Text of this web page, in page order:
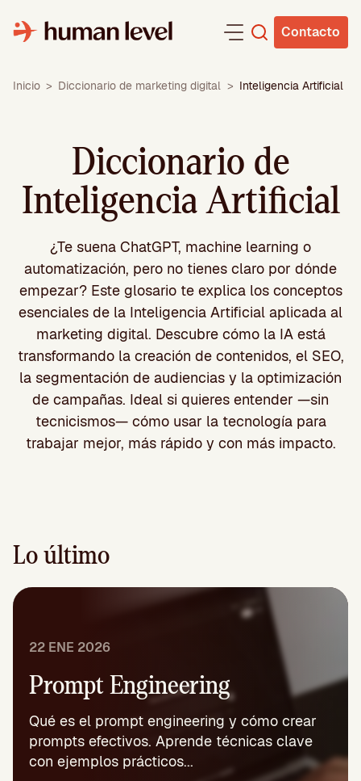
contenido
Contacto
Inicio > Diccionario de marketing digital > Inteligencia Artificial
Diccionario de
Inteligencia Artificial
¿Te suena ChatGPT, machine learning o
automatización, pero no tienes claro por dónde
empezar? Este glosario te explica los conceptos
esenciales de la Inteligencia Artificial aplicada al
marketing digital. Descubre cómo la IA está
transformando la creación de contenidos, el SEO,
la segmentación de audiencias y la optimización
de campañas. Ideal si quieres entender —sin
tecnicismos— cómo usar la tecnología para
trabajar mejor, más rápido y con más impacto.
Lo último
22 ENE 2026
Prompt Engineering
Qué es el prompt engineering y cómo crear
prompts efectivos. Aprende técnicas clave
con ejemplos prácticos...